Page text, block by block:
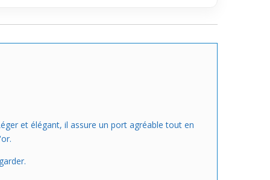
et élégant, il assure un port agréable tout en